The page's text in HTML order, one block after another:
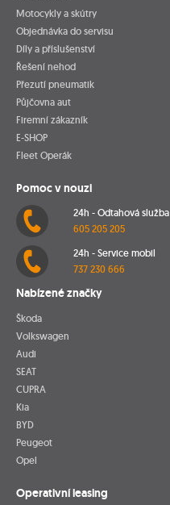
Motocykly a skútry
Objednávka do servisu
Díly a příslušenství
Řešení nehod
Přezutí pneumatik
Půjčovna aut
Firemní zákazník
E-SHOP
Fleet Operák
Pomoc v nouzi
24h - Odtahová služba
605 205 205
24h - Service mobil
737 230 666
Nabízené značky
Škoda
Volkswagen
Audi
SEAT
CUPRA
Kia
BYD
Peugeot
Opel
Operativní leasing